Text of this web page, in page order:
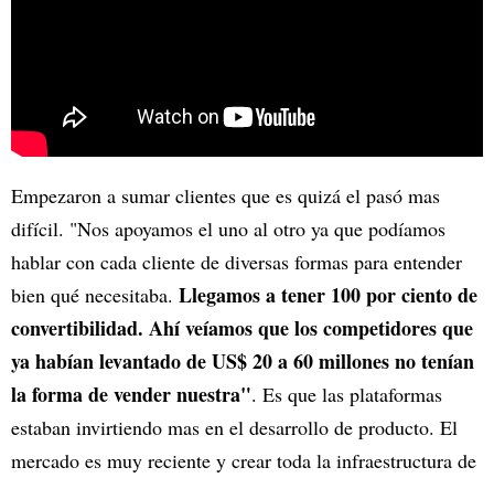
Empezaron a sumar clientes que es quizá el pasó mas
difícil. "Nos apoyamos el uno al otro ya que podíamos
hablar con cada cliente de diversas formas para entender
bien qué necesitaba. Llegamos a tener 100 por ciento de
convertibilidad. Ahí veíamos que los competidores que
ya habían levantado de US$ 20 a 60 millones no tenían
la forma de vender nuestra". Es que las plataformas
estaban invirtiendo mas en el desarrollo de producto. El
mercado es muy reciente y crear toda la infraestructura de